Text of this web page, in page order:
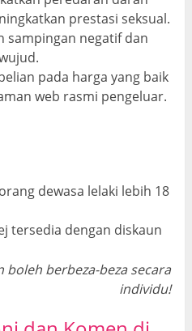
prestasi seksual.
sampingan negatif dan
pada harga yang baik
web rasmi pengeluar.
dewasa lelaki lebih 18
tersedia dengan diskaun
berbeza-beza secara
individu!